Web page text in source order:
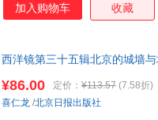
加入购物车 收藏
西洋镜第三十五辑北京的城墙
¥86.00 定价： ¥113.57 (7.58折)
喜仁龙 /北京日报出版社